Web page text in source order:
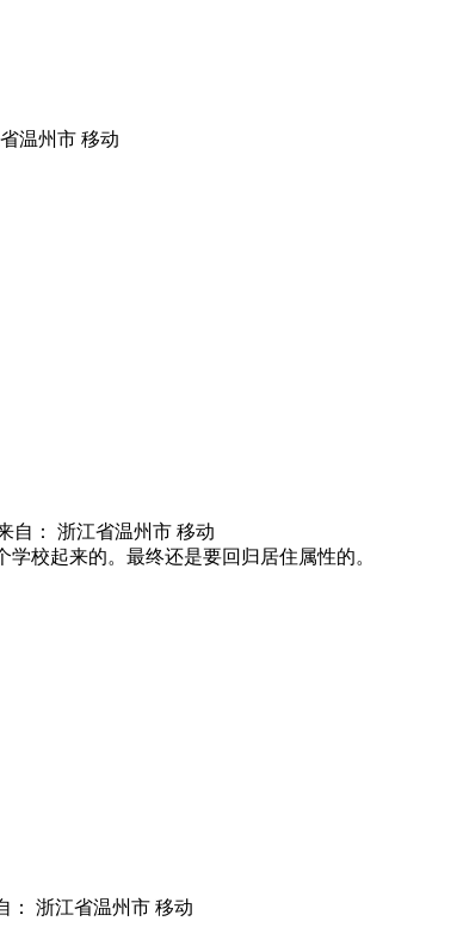
温州市 移动
自： 浙江省温州市 移动
校起来的。最终还是要回归居住属性的。
： 浙江省温州市 移动